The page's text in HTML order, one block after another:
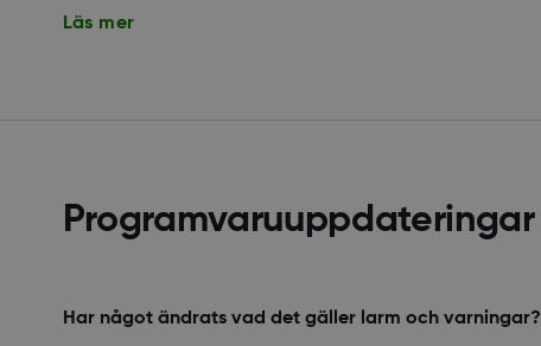
Läs mer
Programvaruuppdateringar
Har något ändrats vad det gäller larm och varningar?